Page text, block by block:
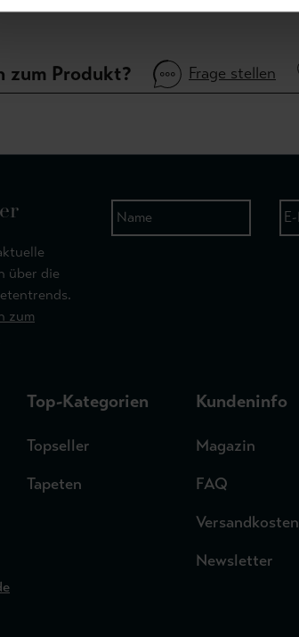
zum Produkt? Frage stellen
über die
zum
Top-Kategorien
Topseller
Tapeten
Kundeninfo
Magazin
FAQ
Versandkosten
Newsletter